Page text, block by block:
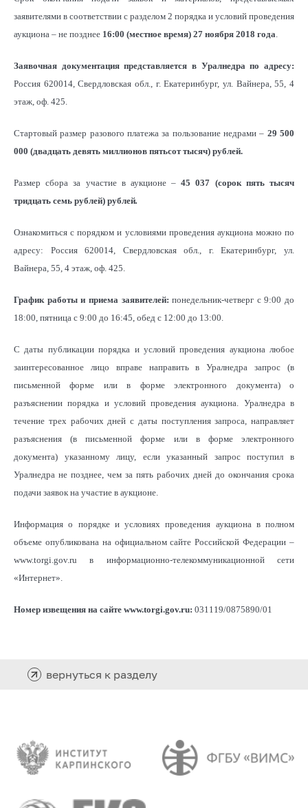
заявителями в соответствии с разделом 2 порядка и условий проведения
аукциона – не позднее 16:00 (местное время) 27 ноября 2018 года
Заявочная документация представляется в Уралнедра по адресу:
Россия 620014, Свердловская обл., г. Екатеринбург, ул. Вайнера, 55, 4
этаж, оф. 425.
Стартовый размер разового платежа за пользование недрами – 29 500
000 (двадцать девять миллионов пятьсот тысяч) рублей.
Размер сбора за участие в аукционе –45037 (сорок пять тысяч
тридцать семь рублей) рублей.
Ознакомиться с порядком и условиями проведения аукциона можно по
адресу: Россия 620014, Свердловская обл., г. Екатеринбург, ул.
Вайнера, 55, 4 этаж, оф. 425.
График работы и приема заявителей:понедельник-четверг с 9:00 до
18:00, пятница с 9:00 до 16:45, обед с 12:00 до 13:00.
С даты публикации порядка и условий проведения аукциона любое
заинтересованное лицо вправе направить в Уралнедра запрос (в
письменной форме или в форме электронного документа) о
разъяснении порядка и условий проведения аукциона. Уралнедра в
течение трех рабочих дней с даты поступления запроса, направляет
разъяснения (в письменной форме или в форме электронного
документа) указанному лицу, если указанный запрос поступил в
Уралнедра не позднее, чем за пять рабочих дней до окончания срока
подачи заявок на участие в аукционе.
Информация о порядке и условиях проведения аукциона в полном
объеме опубликована на официальном сайте Российской Федерации –
www.torgi.gov.ru в информационно-телекоммуникационной сети
«Интернет».
Номер извещения на сайте www.torgi.gov.ru: 031119/0875890/01
вернуться к разделу